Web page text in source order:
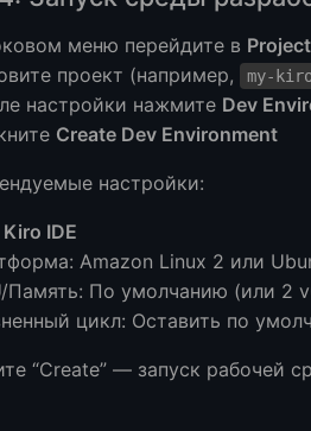
меню перейдите в
проект (например,
my-
настройки нажмите Dev
Create Dev Environment
настройки:
Kiro IDE
Amazon Linux 2 или
Память: По умолчанию (или 2
цикл: Оставить по
“Create” — запуск рабочей